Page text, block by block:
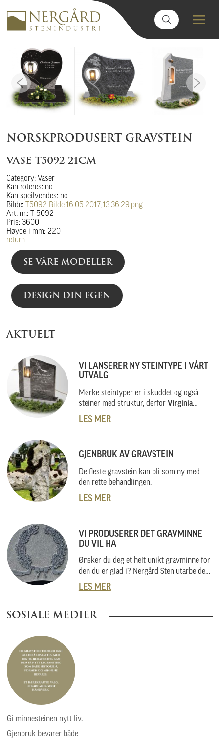
NORSKPRODUSERT GRAVSTEIN
VASE T5092 21CM
Category: Vaser
Kan roteres: no
Kan speilvendes: no
Bilde: T5092-Bilde-16.05.2017,-13.36.29.png
Art. nr.: T 5092
Pris: 3600
Høyde i mm: 220
return
SE VÅRE MODELLER
DESIGN DIN EGEN
AKTUELT
VI LANSERER NY STEINTYPE I VÅRT
UTVALG
Mørke steintyper er i skuddet og også
steiner med struktur, derfor Virginia
Black.
LES MER
GJENBRUK AV GRAVSTEIN
De fleste gravstein kan bli som ny med
den rette behandlingen.
LES MER
VI PRODUSERER DET GRAVMINNE
DU VIL HA
Ønsker du deg et helt unikt gravminne for
den du er glad i? Nergård Sten utarbeider
også helt unike gravminner i samarbeid
med kunder. Vi skal her forklare hvordan
om du har noe helt spesielt i tankene.
LES MER
SOSIALE MEDIER
Gi minnesteinen nytt liv.
Gjenbruk bevarer både